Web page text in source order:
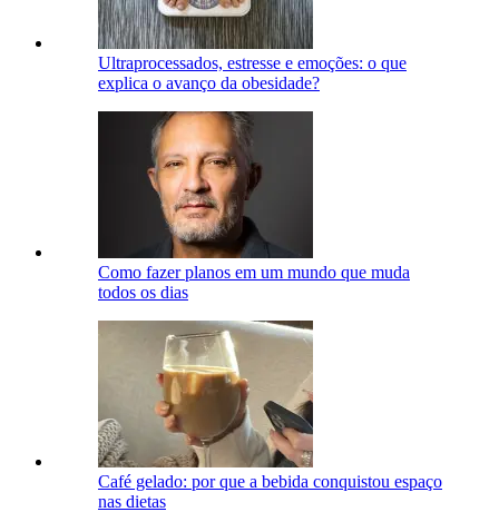
Ultraprocessados, estresse e emoções: o que
explica o avanço da obesidade?
Como fazer planos em um mundo que muda
todos os dias
Café gelado: por que a bebida conquistou espaço
nas dietas